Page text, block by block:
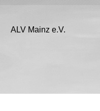
ALV Mainz e.V.